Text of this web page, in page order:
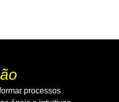
processos